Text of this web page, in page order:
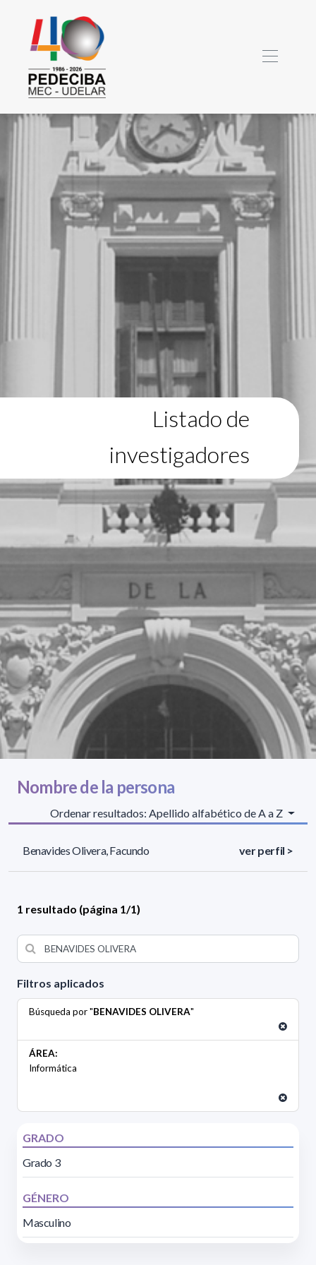
Listado de
investigadores
Filtros aplicados
Búsqueda por "BENAVIDES OLIVERA"
ÁREA:
Informática
GRADO
Grado 3
GÉNERO
Masculino
Nombre de la persona
Ordenar resultados: Apellido alfabético de A a Z
Benavides Olivera, Facundo ver perfil >
1 resultado (página 1/1)